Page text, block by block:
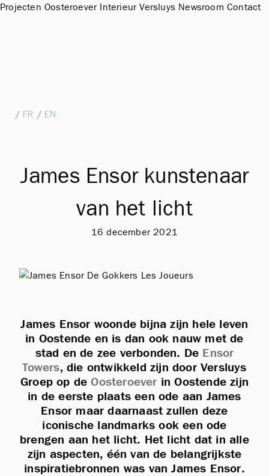
Projecten Oosteroever Interieur Versluys Newsroom Contact
/ FR / EN
James Ensor kunstenaar
van het licht
16 december 2021
James Ensor woonde bijna zijn hele leven
in Oostende en is dan ook nauw met de
stad en de zee verbonden. De Ensor
Towers, die ontwikkeld zijn door Versluys
Groep op deOosteroever in Oostende zijn
in de eerste plaats een ode aan James
Ensor maar daarnaast zullen deze
iconische landmarks ook een ode
brengen aan het licht. Het licht dat in alle
zijn aspecten, één van de belangrijkste
inspiratiebronnen was van James Ensor.